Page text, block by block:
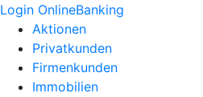
Login OnlineBanking
Aktionen
Privatkunden
Firmenkunden
Immobilien